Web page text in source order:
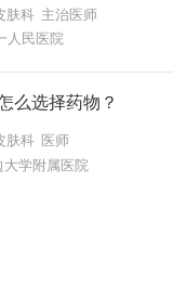
肤科 主治医师
人民医院
么选择药物？
肤科 医师
大学附属医院